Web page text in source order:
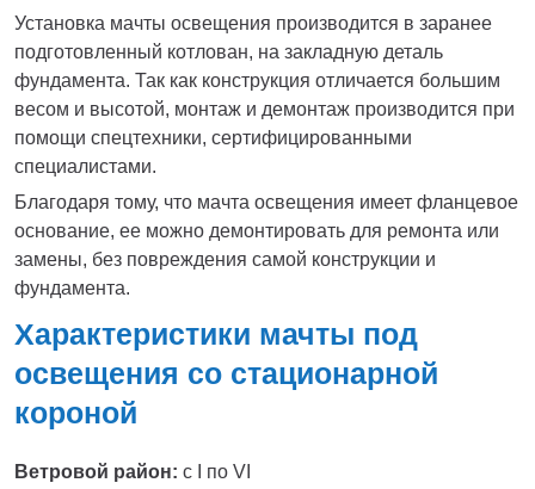
Установка мачты освещения производится в заранее
подготовленный котлован, на закладную деталь
фундамента. Так как конструкция отличается большим
весом и высотой, монтаж и демонтаж производится при
помощи спецтехники, сертифицированными
специалистами.
Благодаря тому, что мачта освещения имеет фланцевое
основание, ее можно демонтировать для ремонта или
замены, без повреждения самой конструкции и
фундамента.
Характеристики мачты под
освещения со стационарной
короной
Ветровой район: с I по VI